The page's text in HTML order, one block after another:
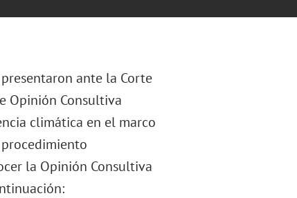
ante la Corte
Opinión Consultiva
climática en el marco
la Opinión Consultiva